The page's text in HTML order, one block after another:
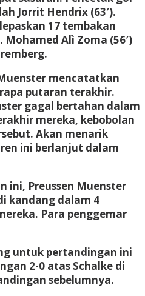
Jorrit Hendrix (63′).
17 tembakan
Alì Zoma (56′)
mencatatkan
putaran terakhir.
gagal bertahan dalam
mereka, kebobolan
Akan menarik
ini berlanjut dalam
ini, Preussen Muenster
kandang dalam 4
Para penggemar
untuk pertandingan ini
2-0 atas Schalke di
sebelumnya.